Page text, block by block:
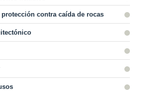
protección contra caída de rocas